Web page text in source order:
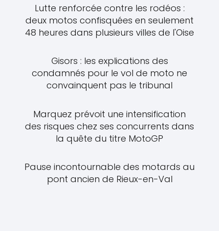
Lutte renforcée contre les rodéos :
deux motos confisquées en seulement
48 heures dans plusieurs villes de l'Oise
Gisors : les explications des
condamnés pour le vol de moto ne
convainquent pas le tribunal
Marquez prévoit une intensification
des risques chez ses concurrents dans
la quête du titre MotoGP
Pause incontournable des motards au
pont ancien de Rieux-en-Val